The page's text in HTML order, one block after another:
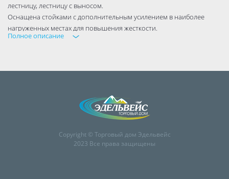
лестницу, лестницу с выносом.
Оснащена стойками с дополнительным усилением в наиболее
нагруженных местах для повышения жесткости.
Благодаря многократной развальцовке в соединении ступеней со
Полное описание
Copyright © Торговый дом Эдельвейс
2023 Все права защищены